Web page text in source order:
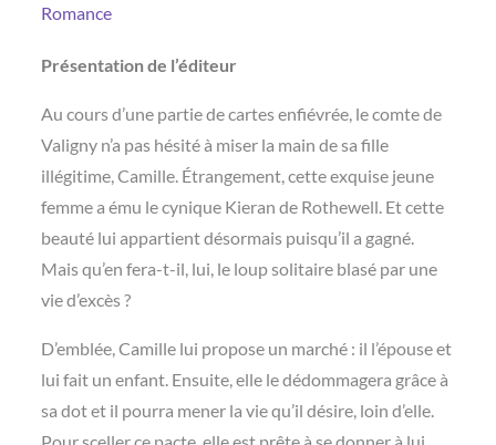
Romance
Présentation de l’éditeur
Au cours d’une partie de cartes enfiévrée, le comte de
Valigny n’a pas hésité à miser la main de sa fille
illégitime, Camille. Étrangement, cette exquise jeune
femme a ému le cynique Kieran de Rothewell. Et cette
beauté lui appartient désormais puisqu’il a gagné.
Mais qu’en fera-t-il, lui, le loup solitaire blasé par une
vie d’excès ?
D’emblée, Camille lui propose un marché : il l’épouse et
lui fait un enfant. Ensuite, elle le dédommagera grâce à
sa dot et il pourra mener la vie qu’il désire, loin d’elle.